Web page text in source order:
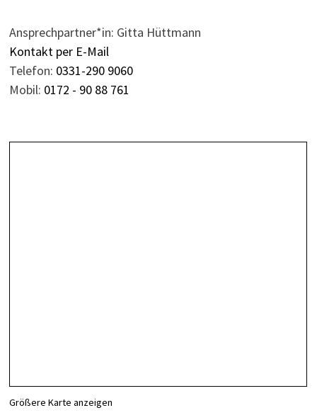
Ansprechpartner*in: Gitta Hüttmann
Kontakt per E-Mail
Telefon: 0331-290 9060
Mobil: 0172 - 90 88 761
Größere Karte anzeigen